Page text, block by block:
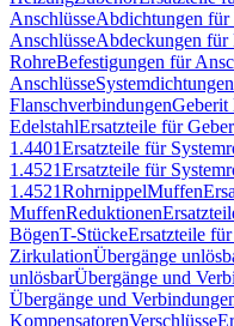
AnschlüsseAbdichtungen
AnschlüsseAbdeckungen für
RohreBefestigungen für
AnschlüsseSystemdichtungen
FlanschverbindungenGeberit
EdelstahlErsatzteile für
1.4401Ersatzteile für
1.4521Ersatzteile für
1.4521RohrnippelMuffen
MuffenReduktionen
BögenT-StückeErsatzteile
ZirkulationÜbergänge
unlösbarÜbergänge und
Übergänge und
KompensatorenVerschlüsse